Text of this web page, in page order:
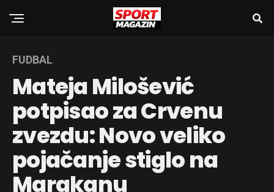
FUDBAL
Mateja Milošević
potpisao za Crvenu
zvezdu: Novo veliko
pojačanje stiglo na
Marakanu